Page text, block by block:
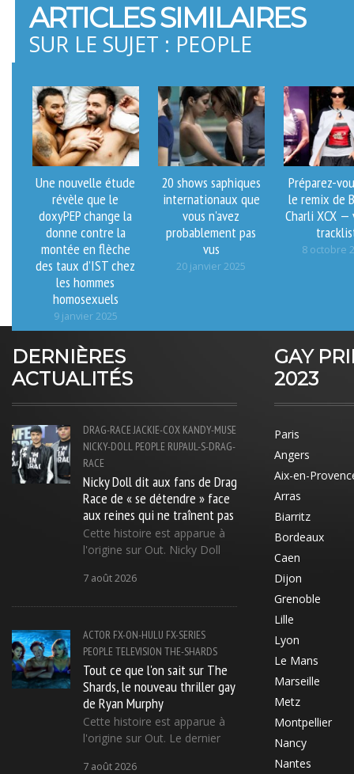
ARTICLES SIMILAIRES
SUR LE SUJET : PEOPLE
Une nouvelle étude
révèle que le
doxyPEP change la
donne contre la
montée en flèche
des taux d’IST chez
les hommes
homosexuels
9 janvier 2025
20 shows saphiques
internationaux que
vous n'avez
probablement pas
vus
20 janvier 2025
Préparez-
le remix de
Charli XCX
8 octobre
DERNIÈRES
ACTUALITÉS
DRAG-RACEJACKIE-COX KANDY-MUSE
NICKY-DOLL PEOPLE RUPAUL-S-DRAG-
RACE
Nicky Doll dit aux fans de Drag
Race de « se détendre » face
aux reines qui ne traînent pas
Cette histoire est apparue à
l'origine sur Out. Nicky Doll
7 août 2026
ACTOR FX-ON-HULU FX-SERIES
PEOPLETELEVISION THE-SHARDS
Tout ce que l'on sait sur The
Shards, le nouveau thriller gay
de Ryan Murphy
Cette histoire est apparue à
l'origine sur Out. Le dernier
7 août 2026
GAY
2023
Paris
Angers
Aix-en-
Arras
Biarritz
Bordeaux
Caen
Dijon
Grenoble
Lille
Lyon
Le Mans
Marseille
Metz
Montpellier
Nancy
Nantes